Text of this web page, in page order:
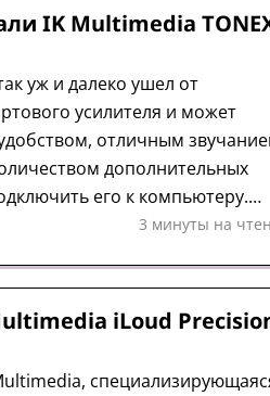
IK Multimedia
уж и далеко ушел от
усилителя и может
отличным
дополнительных
его к компьютеру.
моделировщик усилителей
3 минуты на
iLoud